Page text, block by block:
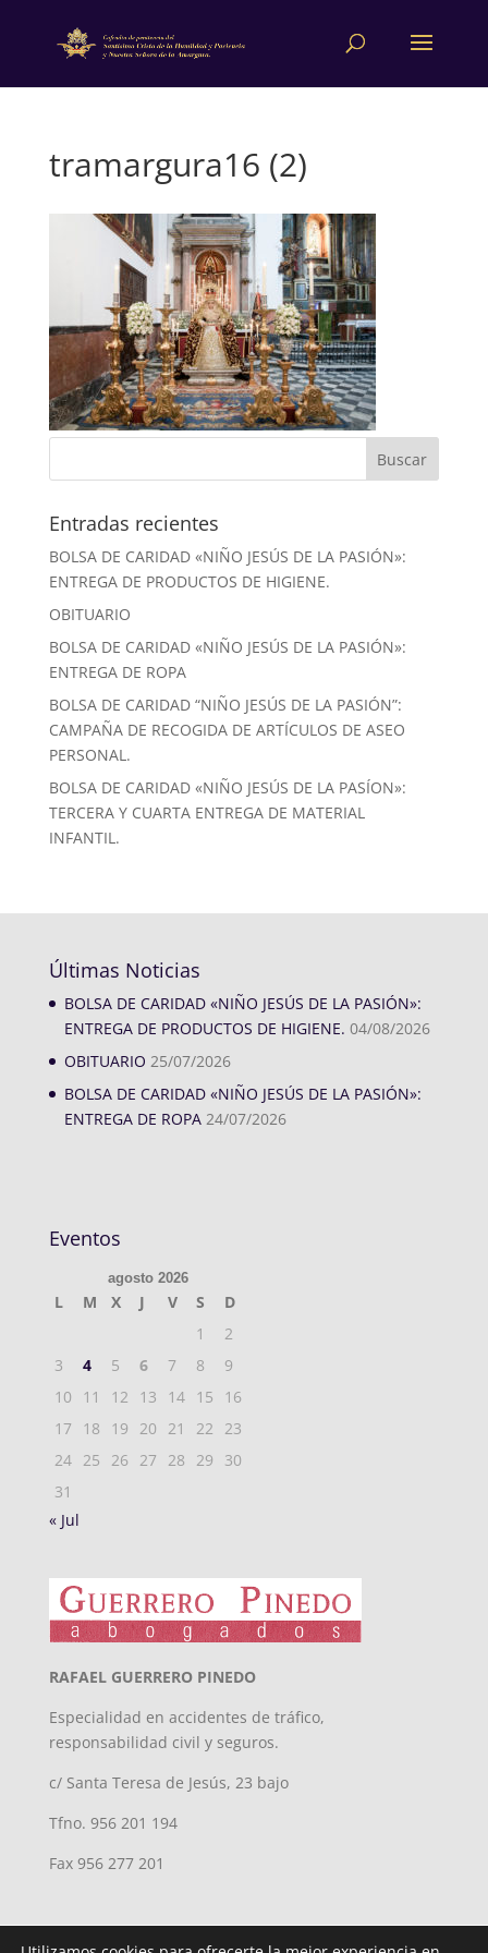
tramargura16 (2)
Entradas recientes
BOLSA DE CARIDAD «NIÑO JESÚS DE LA PASIÓN»:
ENTREGA DE PRODUCTOS DE HIGIENE.
OBITUARIO
BOLSA DE CARIDAD «NIÑO JESÚS DE LA PASIÓN»:
ENTREGA DE ROPA
BOLSA DE CARIDAD “NIÑO JESÚS DE LA PASIÓN”:
CAMPAÑA DE RECOGIDA DE ARTÍCULOS DE ASEO
PERSONAL.
BOLSA DE CARIDAD «NIÑO JESÚS DE LA PASÍON»:
TERCERA Y CUARTA ENTREGA DE MATERIAL
INFANTIL.
Últimas Noticias
BOLSA DE CARIDAD «NIÑO JESÚS DE LA PASIÓN»:
ENTREGA DE PRODUCTOS DE HIGIENE. 04/08/2026
OBITUARIO 25/07/2026
BOLSA DE CARIDAD «NIÑO JESÚS DE LA PASIÓN»:
ENTREGA DE ROPA 24/07/2026
Eventos
agosto 2026
L M X J V S
D
1
2
3
4 5 6 7 8
9
10
11 12 13 14 15
16
17
18 19 20 21 22
23
24 25 26 27 28 29
30
31
« Jul
RAFAEL GUERRERO PINEDO
Especialidad en accidentes de tráfico,
responsabilidad civil y seguros.
c/ Santa Teresa de Jesús, 23 bajo
Tfno. 956 201 194
Fax 956 277 201